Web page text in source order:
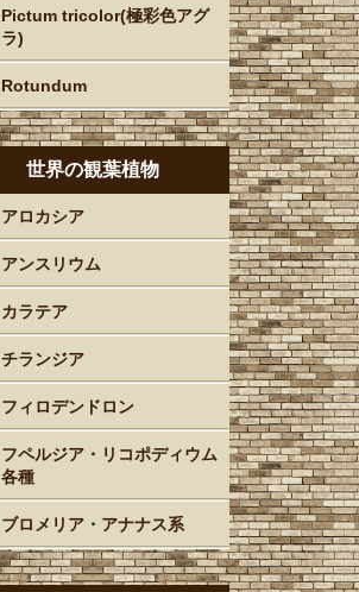
Pictum tricolor(極彩色アグ
ラ)
Rotundum
世界の観葉植物
アロカシア
アンスリウム
カラテア
チランジア
フィロデンドロン
フペルジア・リコポディウム
各種
ブロメリア・アナナス系